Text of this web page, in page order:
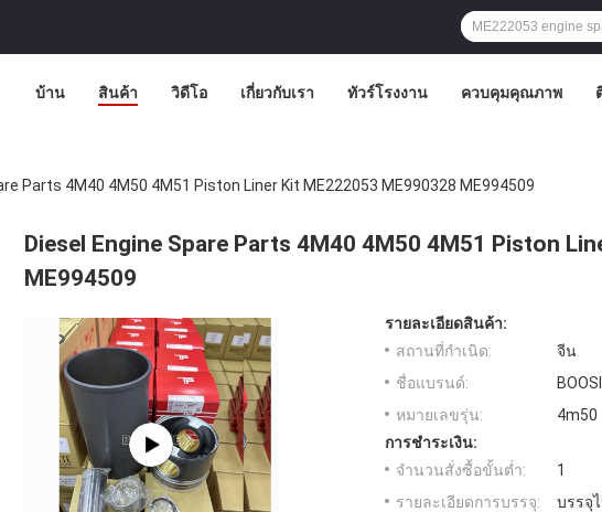
บ้าน สินค้า วิดีโอ เกี่ยวกับเรา ทัวร์โรงงาน ควบคุมคุณภาพ
Parts 4M40 4M50 4M51 Piston Liner Kit ME222053 ME990328 ME994509
Diesel Engine Spare Parts 4M40 4M50 4M51 Piston
ME994509
รายละเอียดสินค้า:
สถานที่กำเนิด:
จีน
ชื่อแบรนด์:
หมายเลขรุ่น:
4m50
การชำระเงิน:
จำนวนสั่งซื้อขั้นต่ำ:
1
รายละเอียดการบรรจุ:
บรรจุ